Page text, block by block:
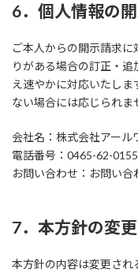
6．個人情報の
ご本人からの開示請求
りがある場合の訂正・
え速やかに対応いたし
ない場合には応じられま
会社名：株式会社アー
電話番号：0465-62-0155
お問い合わせ：お問い
7．本方針の変更
本方針の内容は変更され